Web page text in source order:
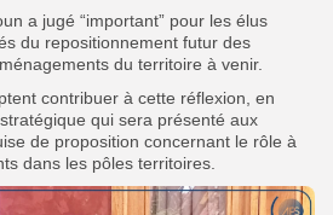
a jugé “important” pour les élus
du repositionnement futur des
du territoire à venir.
contribuer à cette réflexion, en
qui sera présenté aux
de proposition concernant le rôle à
dans les pôles territoires.